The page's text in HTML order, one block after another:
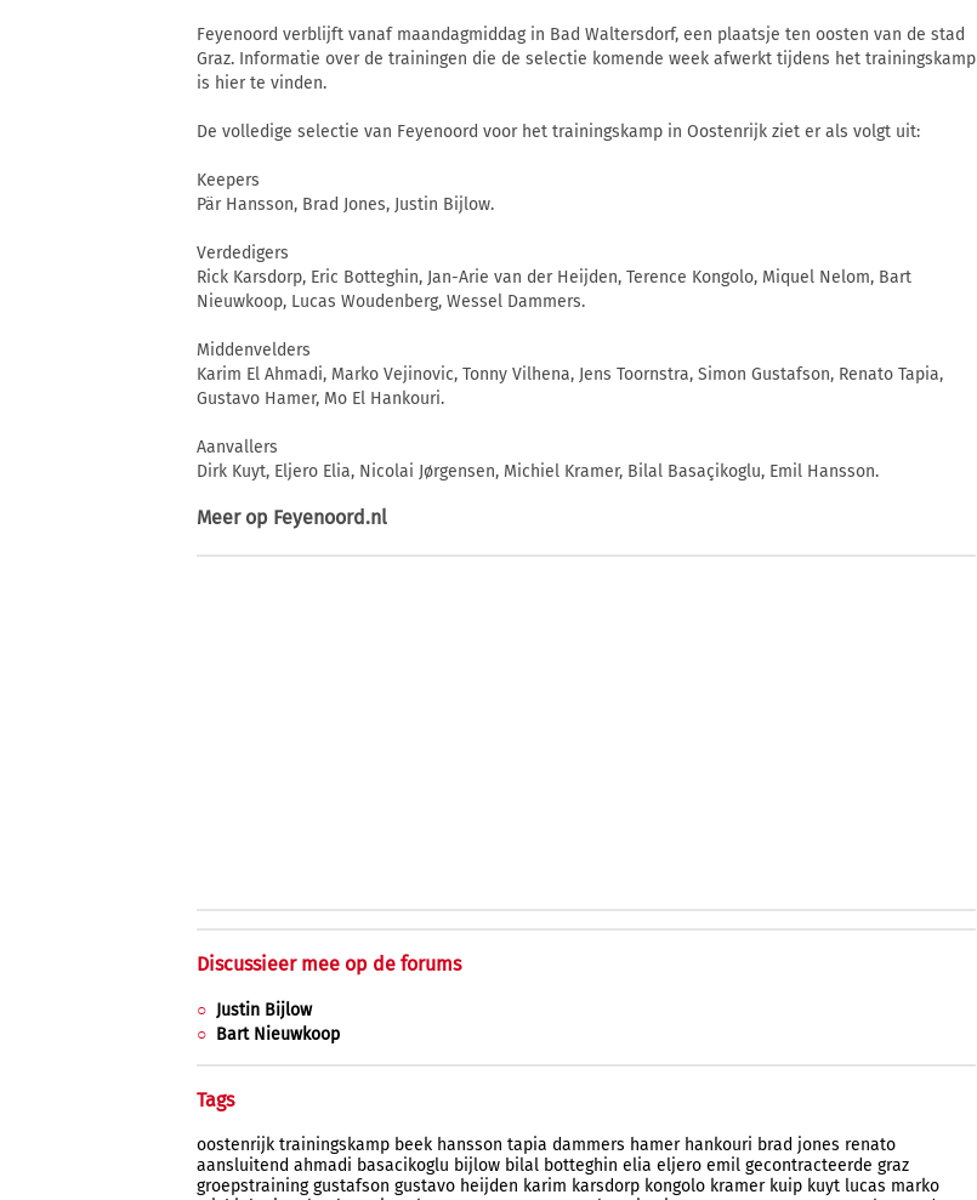
Feyenoord verblijft vanaf maandagmiddag in Bad Waltersdorf, een plaatsje ten oosten van de stad
Graz. Informatie over de trainingen die de selectie komende week afwerkt tijdens het trainingskamp
is hier te vinden.
De volledige selectie van Feyenoord voor het trainingskamp in Oostenrijk ziet er als volgt uit:
Keepers
Pär Hansson, Brad Jones, Justin Bijlow.
Verdedigers
Rick Karsdorp, Eric Botteghin, Jan-Arie van der Heijden, Terence Kongolo, Miquel Nelom, Bart
Nieuwkoop, Lucas Woudenberg, Wessel Dammers.
Middenvelders
Karim El Ahmadi, Marko Vejinovic, Tonny Vilhena, Jens Toornstra, Simon Gustafson, Renato Tapia,
Gustavo Hamer, Mo El Hankouri.
Aanvallers
Dirk Kuyt, Eljero Elia, Nicolai Jørgensen, Michiel Kramer, Bilal Basaçikoglu, Emil Hansson.
Meer op Feyenoord.nl
Discussieer mee op de forums
Justin Bijlow
Bart Nieuwkoop
Tags
oostenrijk trainingskamp beek hansson tapia dammers hamer hankouri brad jones renato
aansluitend ahmadi basacikoglu bijlow bilal botteghin elia eljero emil gecontracteerde graz
groepstraining gustafson gustavo heijden karim karsdorp kongolo kramer kuip kuyt lucas marko